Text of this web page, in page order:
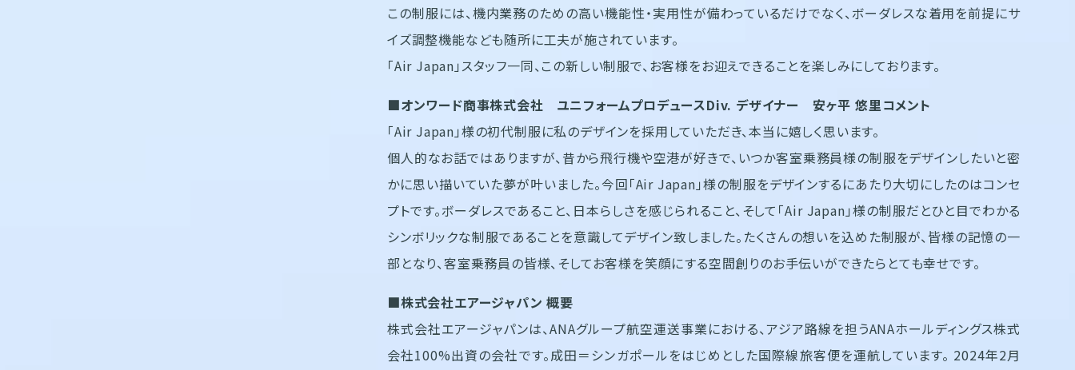
この制服には、機内業務のための高い機能性・実用性が備わっているだけでなく、ボーダレスな着用を前提にサ
イズ調整機能なども随所に工夫が施されています。
「Air Japan」スタッフ一同、この新しい制服で、お客様をお迎えできることを楽しみにしております。
■オンワード商事株式会社 ユニフォームプロデュースDiv. デザイナー 安ヶ平 悠里コメント
「Air Japan」様の初代制服に私のデザインを採用していただき、本当に嬉しく思います。
個人的なお話ではありますが、昔から飛行機や空港が好きで、いつか客室乗務員様の制服をデザインしたいと密
かに思い描いていた夢が叶いました。今回「Air Japan」様の制服をデザインするにあたり大切にしたのはコンセ
プトです。ボーダレスであること、日本らしさを感じられること、そして「Air Japan」様の制服だとひと目でわかる
シンボリックな制服であることを意識してデザイン致しました。たくさんの想いを込めた制服が、皆様の記憶の一
部となり、客室乗務員の皆様、そしてお客様を笑顔にする空間創りのお手伝いができたらとても幸せです。
■株式会社エアージャパン 概要
株式会社エアージャパンは、ANAグループ航空運送事業における、アジア路線を担うANAホールディングス株式
会社100%出資の会社です。成田＝シンガポールをはじめとした国際線旅客便を運航しています。 2024年2月